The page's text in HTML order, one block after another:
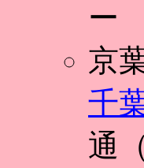
ー
京
千
通